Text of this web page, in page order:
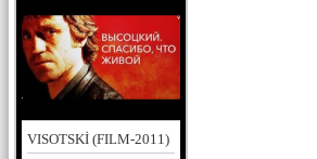
VISOTSKİ (FILM-2011)